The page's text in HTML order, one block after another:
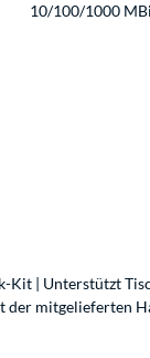
10/100/1000
Kit | Unterstützt
der mitgelieferten